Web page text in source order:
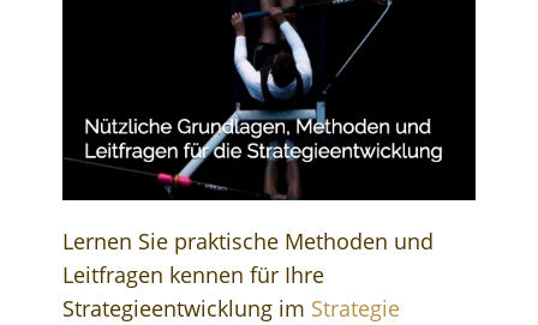
Lernen Sie praktische Methoden und
Leitfragen kennen für Ihre
Strategieentwicklung im Strategie